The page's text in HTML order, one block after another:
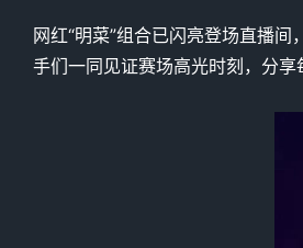
网红“明菜”组合已闪亮登场直播
手们一同见证赛场高光时刻，分